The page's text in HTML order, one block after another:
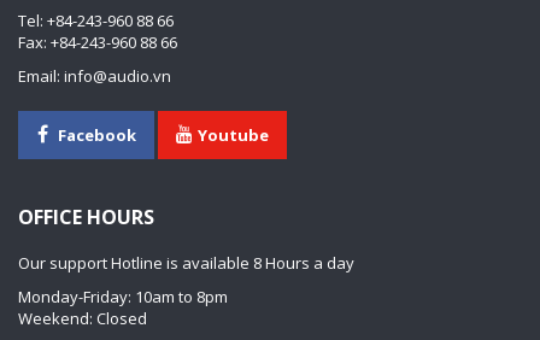
Tel: +84-243-960 88 66
Fax: +84-243-960 88 66
Email: info@audio.vn
Facebook Youtube
OFFICE HOURS
Our support Hotline is available 8 Hours a day
Monday-Friday: 10am to 8pm
Weekend: Closed